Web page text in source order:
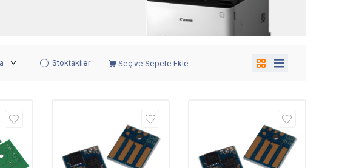
Stoktakiler Seç ve Sepete Ekle